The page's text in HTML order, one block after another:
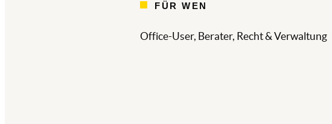
FÜR WEN
Office-User, Berater, Recht & Verwaltung